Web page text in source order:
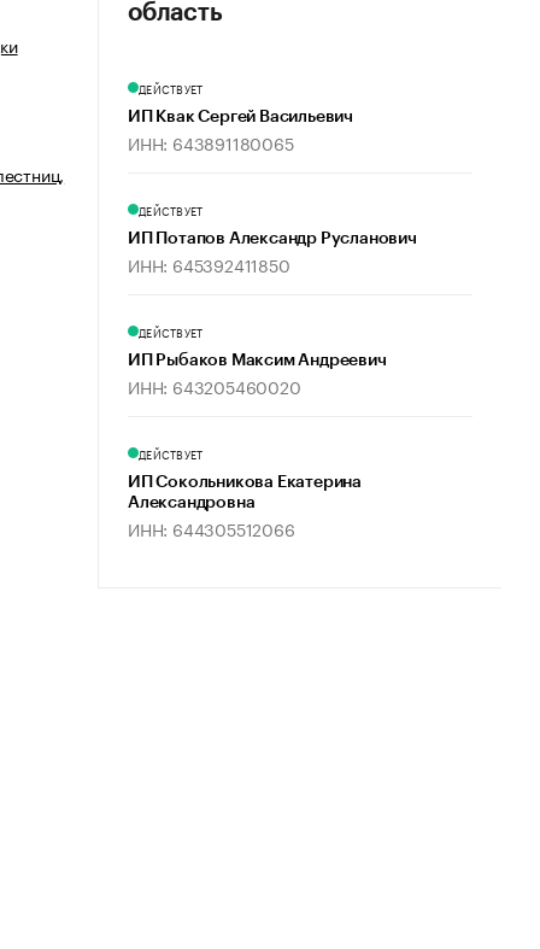
область
ДЕЙСТВУЕТ
ИП Квак Сергей Васильевич
ИНН: 643891180065
ДЕЙСТВУЕТ
ИП Потапов Александр Русланович
ИНН: 645392411850
ДЕЙСТВУЕТ
ИП Рыбаков Максим Андреевич
ИНН: 643205460020
ДЕЙСТВУЕТ
ИП Сокольникова Екатерина
Александровна
ИНН: 644305512066